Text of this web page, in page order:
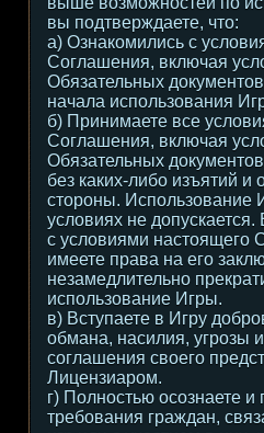
вы подтверждаете, что:
а) Ознакомились с
Соглашения, включая
Обязательных
начала использования
б) Принимаете все
Соглашения, включая
Обязательных
без каких-либо изъятий
стороны. Использование
условиях не
с условиями настоящего
имеете права на его
незамедлительно
использование Игры.
в) Вступаете в Игру
обмана, насилия, угрозы
соглашения своего
Лицензиаром.
г) Полностью осознаете и
требования граждан,